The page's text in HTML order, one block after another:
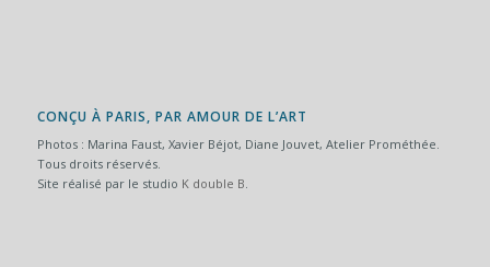
CONÇU À PARIS, PAR AMOUR DE L’ART
Photos : Marina Faust, Xavier Béjot, Diane Jouvet, Atelier Prométhée.
Tous droits réservés.
Site réalisé par le studio K double B